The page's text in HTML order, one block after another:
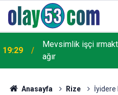
18:22 Rize'de "Yaşayan
Anasayfa Rize
İyidere